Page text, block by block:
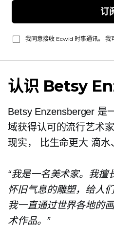
订
我同意接收 Ecwid 时事通讯。 我
认识 Betsy
Betsy Enzensberger 是
域获得认可的流行艺术
现实，
比生命更大 滴水
“我是一名美术家。我擅
怀旧气息的雕塑，给人
我一直通过世界各地的
术作品。”